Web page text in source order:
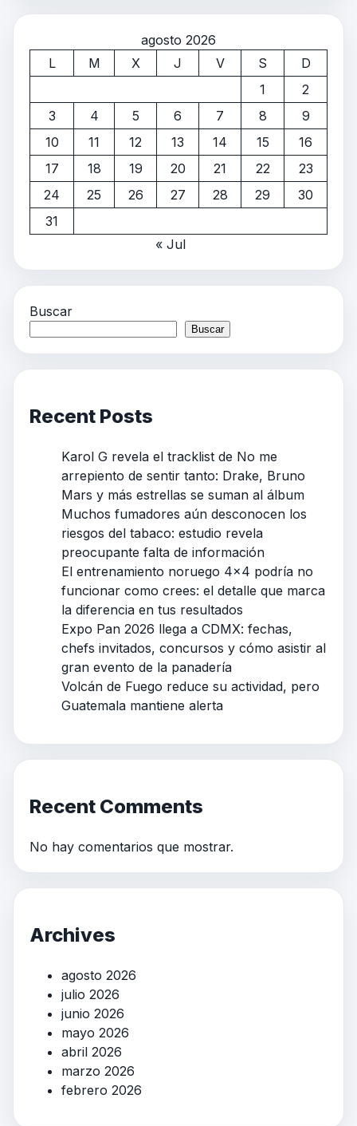
agosto 2026
L
M X J V S
D
1
2
3
4 5 6 7 8
9
10
11 12 13 14 15
16
17
18 19 20 21 22
23
24
25 26 27 28 29
30
31
« Jul
Buscar
Buscar
Recent Posts
Karol G revela el tracklist de No me
arrepiento de sentir tanto: Drake, Bruno
Mars y más estrellas se suman al álbum
Muchos fumadores aún desconocen los
riesgos del tabaco: estudio revela
preocupante falta de información
El entrenamiento noruego 4×4 podría no
funcionar como crees: el detalle que marca
la diferencia en tus resultados
Expo Pan 2026 llega a CDMX: fechas,
chefs invitados, concursos y cómo asistir al
gran evento de la panadería
Volcán de Fuego reduce su actividad, pero
Guatemala mantiene alerta
Recent Comments
No hay comentarios que mostrar.
Archives
agosto 2026
julio 2026
junio 2026
mayo 2026
abril 2026
marzo 2026
febrero 2026